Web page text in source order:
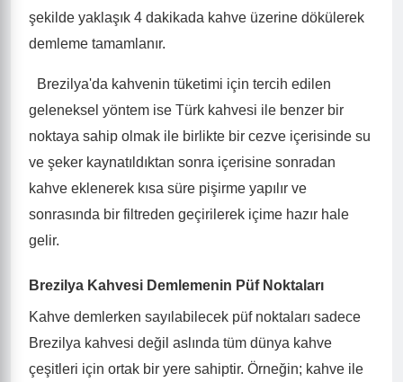
şekilde yaklaşık 4 dakikada kahve üzerine dökülerek
demleme tamamlanır.
Brezilya'da kahvenin tüketimi için tercih edilen
geleneksel yöntem ise Türk kahvesi ile benzer bir
noktaya sahip olmak ile birlikte bir cezve içerisinde su
ve şeker kaynatıldıktan sonra içerisine sonradan
kahve eklenerek kısa süre pişirme yapılır ve
sonrasında bir filtreden geçirilerek içime hazır hale
gelir.
Brezilya Kahvesi Demlemenin Püf Noktaları
Kahve demlerken sayılabilecek püf noktaları sadece
Brezilya kahvesi değil aslında tüm dünya kahve
çeşitleri için ortak bir yere sahiptir. Örneğin; kahve ile